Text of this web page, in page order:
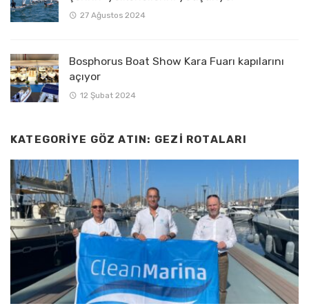
27 Ağustos 2024
Bosphorus Boat Show Kara Fuarı kapılarını
açıyor
12 Şubat 2024
KATEGORIYE GÖZ ATIN: GEZI ROTALARI